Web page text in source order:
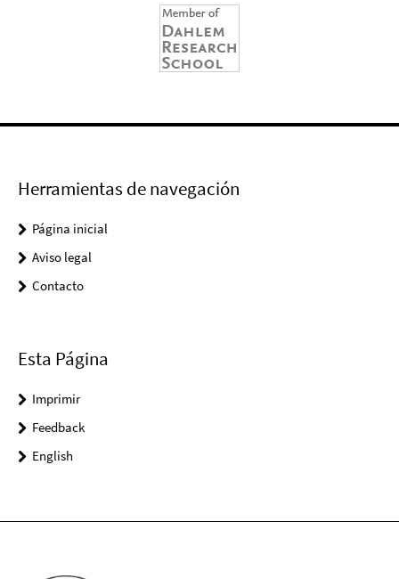
Herramientas de navegación
Página inicial
Aviso legal
Contacto
Esta Página
Imprimir
Feedback
English